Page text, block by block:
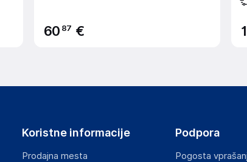
60 87 €
Koristne informacije
Prodajna mesta
Podpora
Pogosta